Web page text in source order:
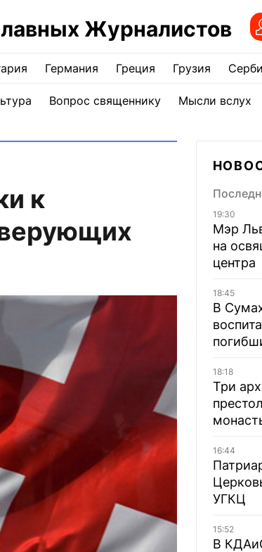
Журналистов
Германия Греция Грузия
Вопрос священнику Мысли вслух
к
19:30
Мэр
на
центра
18:45
В
18:18
Три
16:44
УГКЦ
15:52
В